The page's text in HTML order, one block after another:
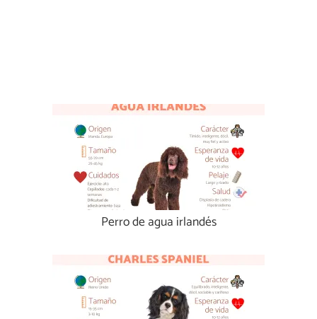
Perro de agua irlandés